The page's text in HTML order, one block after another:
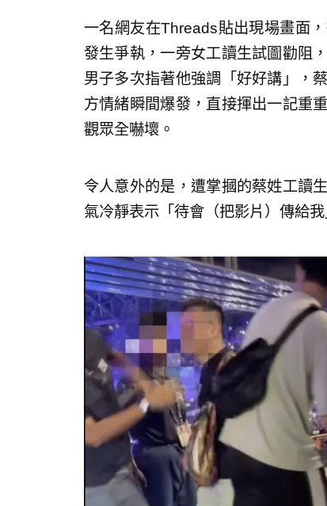
一名網友在Threads貼出現場畫面
發生爭執，一旁女工讀生試圖勸阻
男子多次指著他強調「好好講」，
方情緒瞬間爆發，直接揮出一記重
觀眾全嚇壞。
令人意外的是，遭掌摑的蔡姓工讀
氣冷靜表示「待會（把影片）傳給